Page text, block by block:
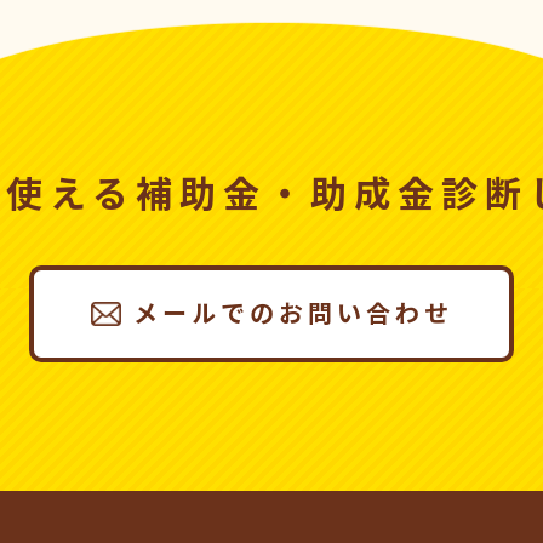
える 補助金・助成金診断
メールでのお問い合わせ